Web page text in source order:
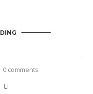
0 comments